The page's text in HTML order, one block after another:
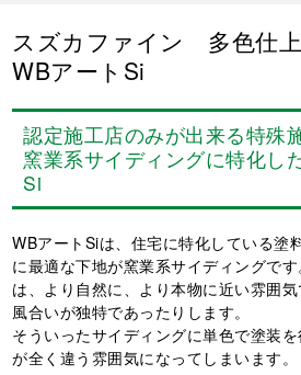
スズカファイン 多色仕
WBアートSi
認定施工店のみが出来る特殊
窯業系サイディングに特化
Si
WBアートSiは、住宅に特化している塗
に最適な下地が窯業系サイディングで
は、より自然に、より本物に近い雰囲気
風合いが独特であったりします。
そういったサイディングに単色で塗装
が全く違う雰囲気になってしまいます。